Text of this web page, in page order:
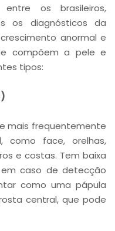
os brasileiros,
os diagnósticos da
anormal e
compõem a pele e
tipos:
mais frequentemente
como face, orelhas,
e costas. Tem baixa
caso de detecção
como uma pápula
central, que pode